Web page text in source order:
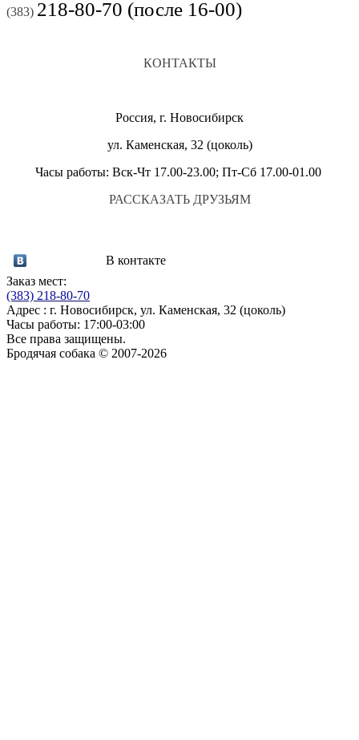
(383) 218-80-70 (после 16-00)
КОНТАКТЫ
Россия, г. Новосибирск
ул. Каменская, 32 (цоколь)
Часы работы: Вск-Чт 17.00-23.00; Пт-Сб 17.00-01.00
РАССКАЗАТЬ ДРУЗЬЯМ
В контакте
Заказ мест:
(383) 218-80-70
Адрес : г. Новосибирск, ул. Каменская, 32 (цоколь)
Часы работы: 17:00-03:00
Все права защищены.
Бродячая собака © 2007-2026